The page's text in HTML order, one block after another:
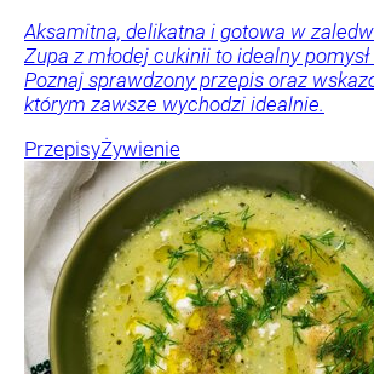
Aksamitna, delikatna i gotowa w
Zupa z młodej cukinii to idealny
Poznaj sprawdzony przepis oraz
którym zawsze wychodzi idealnie.
PrzepisyŻywienie